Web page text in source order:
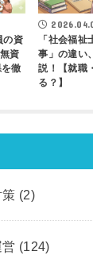
の資
資
徹
「社会福
事」の違い
説！【就職
る？】
(2)
(124)